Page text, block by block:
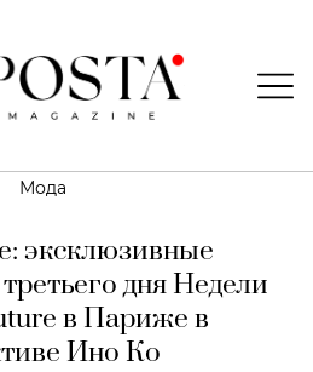
Мода
эксклюзивные
дня Недели
в Париже в
Ино Ко